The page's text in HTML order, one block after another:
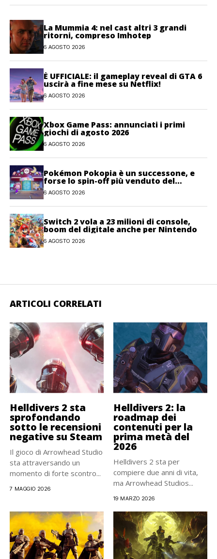
La Mummia 4: nel cast altri 3 grandi
ritorni, compreso Imhotep
6 AGOSTO 2026
È UFFICIALE: il gameplay reveal di GTA 6
uscirà a fine mese su Netflix!
6 AGOSTO 2026
Xbox Game Pass: annunciati i primi
giochi di agosto 2026
6 AGOSTO 2026
Pokémon Pokopia è un successone, e
forse lo spin-off più venduto del
franchise
6 AGOSTO 2026
Switch 2 vola a 23 milioni di console,
boom del digitale anche per Nintendo
6 AGOSTO 2026
ARTICOLI CORRELATI
Helldivers 2 sta
sprofondando
sotto le recensioni
negative su Steam
Il gioco di Arrowhead Studio
sta attraversando un
momento di forte scontro...
7 MAGGIO 2026
Helldivers 2: la
roadmap dei
contenuti per la
prima metà del
2026
Helldivers 2 sta per
compiere due anni di vita,
ma Arrowhead Studios...
19 MARZO 2026